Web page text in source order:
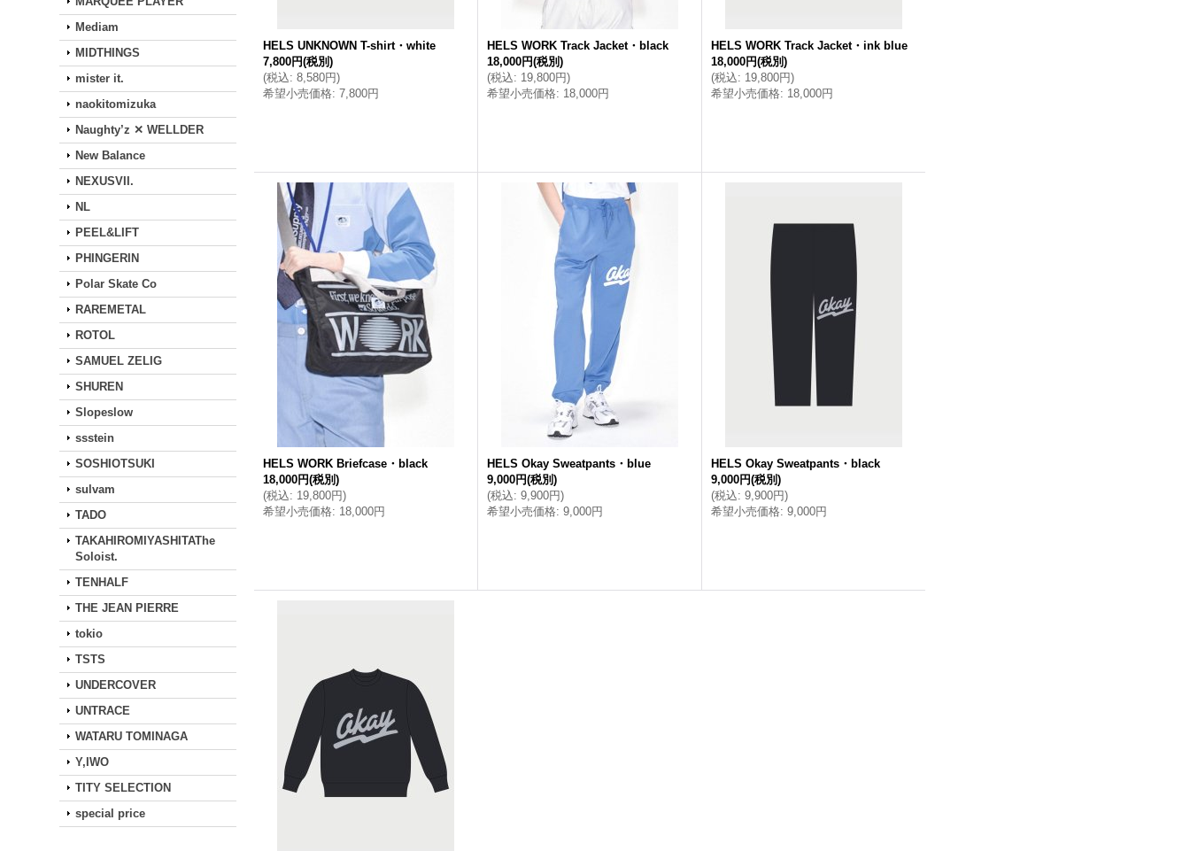
Mediam
MIDTHINGS
mister it.
naokitomizuka
Naughty’z ✕ WELLDER
New Balance
NEXUSVII.
NL
PEEL&LIFT
PHINGERIN
Polar Skate Co
RAREMETAL
ROTOL
SAMUEL ZELIG
SHUREN
Slopeslow
ssstein
SOSHIOTSUKI
sulvam
TADO
TAKAHIROMIYASHITAThe
Soloist.
TENHALF
THE JEAN PIERRE
tokio
TSTS
UNDERCOVER
UNTRACE
WATARU TOMINAGA
Y,IWO
TITY SELECTION
special price
HELS UNKNOWN T-shirt・white
7,800円(税別)
(税込: 8,580円)
希望小売価格: 7,800円
HELS WORK Track Jacket・black
18,000円(税別)
(税込: 19,800円)
希望小売価格: 18,000円
HELS WORK Track Jacket・ink blue
18,000円(税別)
(税込: 19,800円)
希望小売価格: 18,000円
HELS WORK Briefcase・black
18,000円(税別)
(税込: 19,800円)
希望小売価格: 18,000円
HELS Okay Sweatpants・blue
9,000円(税別)
(税込: 9,900円)
希望小売価格: 9,000円
HELS Okay Sweatpants・black
9,000円(税別)
(税込: 9,900円)
希望小売価格: 9,000円